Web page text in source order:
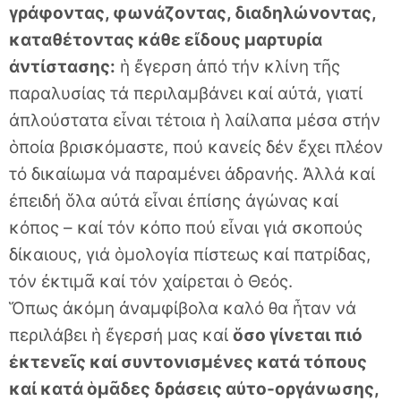
γράφοντας, φωνάζοντας, διαδηλώνοντας,
καταθέτοντας κάθε εἴδους μαρτυρία
ἀντίστασης: ἡ ἔγερση ἀπό τήν κλίνη τῆς
παραλυσίας τά περιλαμβάνει καί αὐτά, γιατί
ἀπλούστατα εἶναι τέτοια ἡ λαίλαπα μέσα στήν
ὁποία βρισκόμαστε, πού κανείς δέν ἔχει πλέον
τό δικαίωμα νά παραμένει ἀδρανής. Ἀλλά καί
ἐπειδή ὅλα αὐτά εἶναι ἐπίσης ἀγώνας καί
κόπος – καί τόν κόπο πού εἶναι γιά σκοπούς
δίκαιους, γιά ὁμολογἰα πίστεως καί πατρίδας,
τόν ἐκτιμᾶ καί τόν χαίρεται ὁ Θεός.
Ὅπως ἀκόμη ἀναμφίβολα καλό θα ἧταν νά
περιλάβει ἡ ἔγερσή μας καί ὅσο γίνεται πιό
ἐκτενεῖς καί συντονισμένες κατά τόπους
καί κατά ὁμᾶδες δράσεις αὐτο-οργάνωσης,